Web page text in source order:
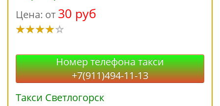
Цена: от 30 руб
Номер телефона такси
+7(911)494-11-13
Такси Светлогорск